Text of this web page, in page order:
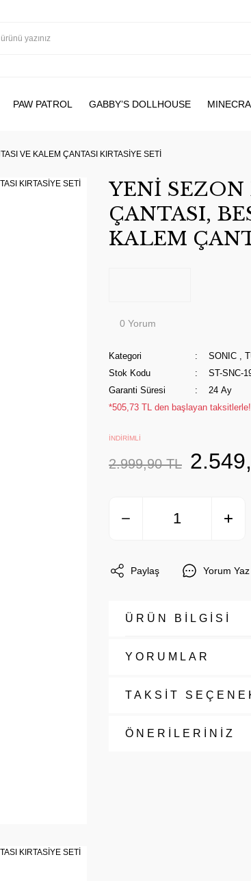
PAW PATROL GABBY’S DOLLHOUSE
VE KALEM ÇANTASI KIRTASİYE SETİ
YENİ
ÇANTASI,
KALEM
0 Yorum
Kategori SONIC ,
Stok Kodu
ST-SNC-
Garanti Süresi
24 Ay
*505,73 TL den başlayan taksitlerle!
İNDİRİMLİ
2.999,90 TL
Paylaş Yorum Yaz
ÜRÜN BİLGİSİ
YORUMLAR
TAKSİT
ÖNERİLERİNİZ